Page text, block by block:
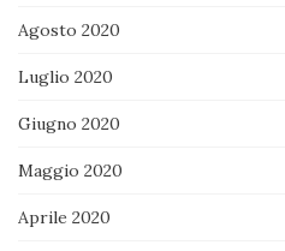
Agosto 2020
Luglio 2020
Giugno 2020
Maggio 2020
Aprile 2020